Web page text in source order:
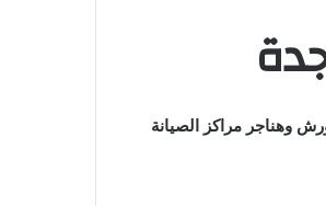
وهناجر مراكز الصيانة